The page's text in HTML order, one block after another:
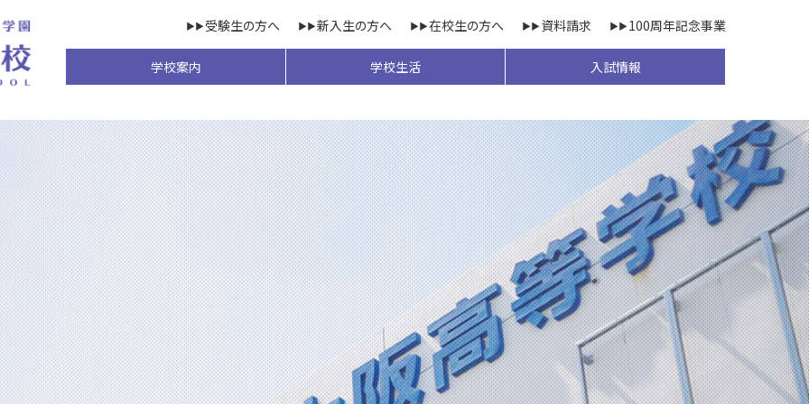
受験生の方へ 新入生の方へ 在校生の方へ 資料請求 100周年記念事業
学校案内 学校生活 入試情報